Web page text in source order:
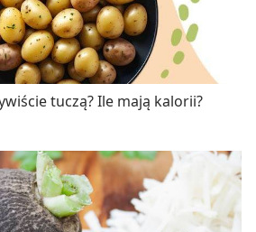
tuczą? Ile mają kalorii?